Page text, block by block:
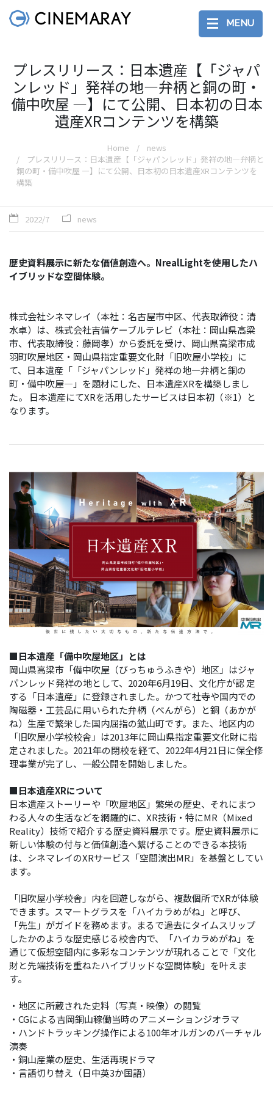
MENU
プレスリリース：⽇本遺産【「ジャパ
ンレッド」発祥の地―弁柄と銅の町・
備中吹屋 ―】にて公開、⽇本初の⽇本
遺産XRコンテンツを構築
Home
news
プレスリリース：⽇本遺産【「ジャパンレッド」発祥の地―弁柄と
銅の町・備中吹屋 ―】にて公開、⽇本初の⽇本遺産XRコンテンツを
構築
2022/7 news
歴史資料展⽰に新たな価値創造へ。NrealLightを使⽤したハ
イブリッドな空間体験。
株式会社シネマレイ（本社：名古屋市中区、代表取締役：清
水卓）は、株式会社吉備ケーブルテレビ（本社：岡山県高梁
市、代表取締役：藤岡孝）から委託を受け、岡山県高梁市成
羽町吹屋地区・岡山県指定重要文化財「旧吹屋小学校」に
て、日本遺産「「ジャパンレッド」発祥の地―弁柄と銅の
町・備中吹屋―」を題材にした、日本遺産XRを構築しまし
た。 日本遺産にてXRを活用したサービスは日本初（※1）と
なります。
■⽇本遺産「備中吹屋地区」とは
岡⼭県⾼梁市「備中吹屋（びっちゅうふきや）地区」はジャ
パンレッド発祥の地として、2020年6⽉19⽇、⽂化庁が認 定
する「⽇本遺産」に登録されました。かつて社寺や国内での
陶磁器・⼯芸品に⽤いられた弁柄（べんがら）と銅（あかが
ね）⽣産で繁栄した国内屈指の鉱⼭町です。また、地区内の
「旧吹屋⼩学校校舎」は2013年に岡⼭県指定重要⽂化財に指
定されました。2021年の閉校を経て、2022年4⽉21⽇に保全修
理事業が完了し、⼀般公開を開始しました。
■⽇本遺産XRについて
⽇本遺産ストーリーや「吹屋地区」繁栄の歴史、それにまつ
わる⼈々の⽣活などを網羅的に、XR技術・特にMR（Mixed
Reality）技術で紹介する歴史資料展⽰です。歴史資料展⽰に
新しい体験の付与と価値創造へ繋げることのできる本技術
は、シネマレイのXRサービス「空間演出MR」を基盤としてい
ます。
「旧吹屋⼩学校舎」内を回遊しながら、複数個所でXRが体験
できます。スマートグラスを「ハイカラめがね」と呼び、
「先⽣」がガイドを務めます。まるで過去にタイムスリップ
したかのような歴史感じる校舎内で、「ハイカラめがね」を
通じて仮想空間内に多彩なコンテンツが現れることで「⽂化
財と先端技術を重ねたハイブリッドな空間体験」を叶えま
す。
・地区に所蔵された史料（写真・映像）の閲覧
・CGによる吉岡銅⼭稼働当時のアニメーションジオラマ
・ハンドトラッキング操作による100年オルガンのバーチャル
演奏
・銅⼭産業の歴史、⽣活再現ドラマ
・⾔語切り替え（⽇中英3か国語）